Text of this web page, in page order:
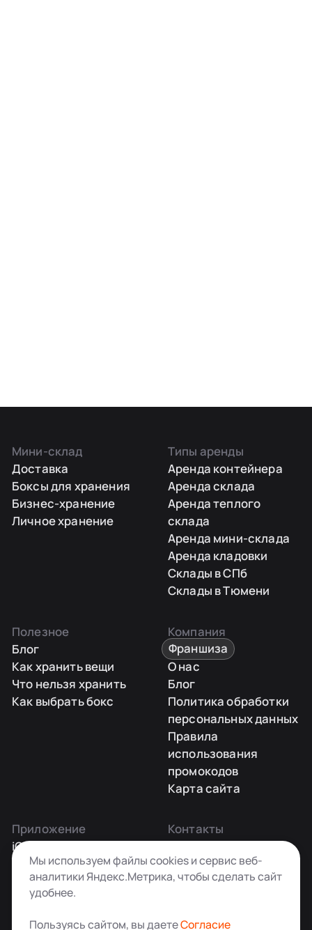
Мини-склад
Доставка
Боксы для хранения
Бизнес-хранение
Личное хранение
Типы аренды
Аренда контейнера
Аренда склада
Аренда теплого
склада
Аренда мини-склада
Аренда кладовки
Склады в СПб
Склады в Тюмени
Полезное
Блог
Как хранить вещи
Что нельзя хранить
Как выбрать бокс
Компания
Франшиза
О нас
Блог
Политика обработки
персональных данных
Правила
использования
промокодов
Карта сайта
Приложение
iOS
Android
Контакты
Заказать звонок
+7 495 181-55-45
info@kladovkin.ru
Мы используем файлы cookies и сервис веб-
аналитики Яндекс.Метрика, чтобы сделать сайт
удобнее.
Пользуясь сайтом, вы даетеСогласие